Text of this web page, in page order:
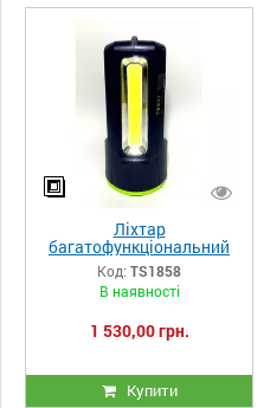
Ліхтар
багатофункціональний
акумуляторний
світлодіодний Tiross
TS1858
Код: TS1858
В наявності
1 530,00 грн.
Купити